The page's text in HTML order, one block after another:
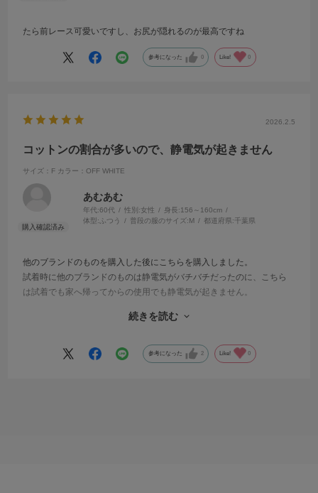
たら前レース可愛いですし、お尻が隠れるのが最高ですね
参考になった 0 Like! 0
2026.2.5
コットンの割合が多いので、静電気が起きません
サイズ：F カラー：OFF WHITE
あむあむ
年代:60代 性別:女性 身長:156～160cm
体型: ふつう 普段の服のサイズ:M 都道府県:千葉県
他のブランドのものを購入した後にこちらを購入しました。
試着時に他のブランドのものは静電気がバチバチだったのに、こちら
は試着でも家へ帰ってからの使用でも静電気が起きません。
洗い替えを購入しようと思ったら、売り切れていました。
続きを読む
参考になった 2 Like! 0